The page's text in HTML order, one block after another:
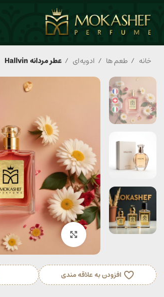
خانه طعم ها ادویه‌ای عطر مردانه Hallvin
بزرگنمایی تصویر
افزودن به علاقه مندی